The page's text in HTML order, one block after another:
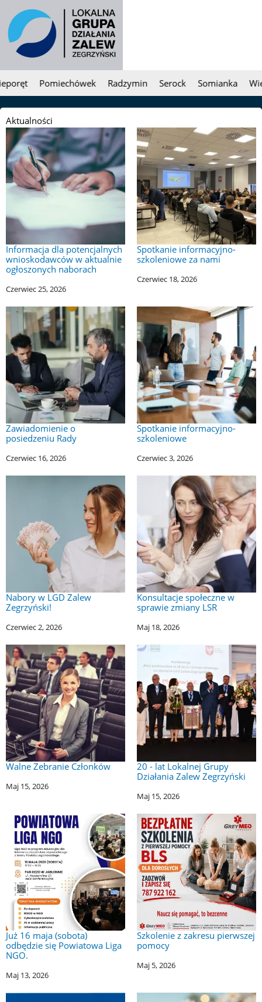
Pomiechówek Radzymin Serock Somianka
Aktualności
Informacja dla potencjalnych
wnioskodawców w aktualnie
ogłoszonych naborach
Czerwiec 25, 2026
Spotkanie informacyjno-
szkoleniowe za nami
Czerwiec 18, 2026
Zawiadomienie o
posiedzeniu Rady
Czerwiec 16, 2026
Spotkanie informacyjno-
szkoleniowe
Czerwiec 3, 2026
Nabory w LGD Zalew
Zegrzyński!
Czerwiec 2, 2026
Konsultacje społeczne w
sprawie zmiany LSR
Maj 18, 2026
Walne Zebranie Członków
Maj 15, 2026
20 - lat Lokalnej Grupy
Działania Zalew Zegrzyński
Maj 15, 2026
Już 16 maja (sobota)
odbędzie się Powiatowa Liga
NGO.
Maj 13, 2026
Szkolenie z zakresu pierwszej
pomocy
Maj 5, 2026